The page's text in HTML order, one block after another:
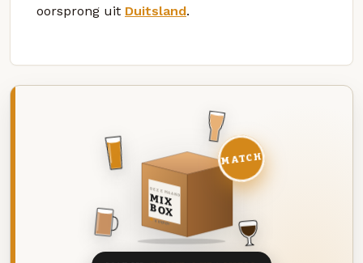
oorsprong uit Duitsland.
DEZE MAAND
MIX
BOX
8 BIEREN
MATCH